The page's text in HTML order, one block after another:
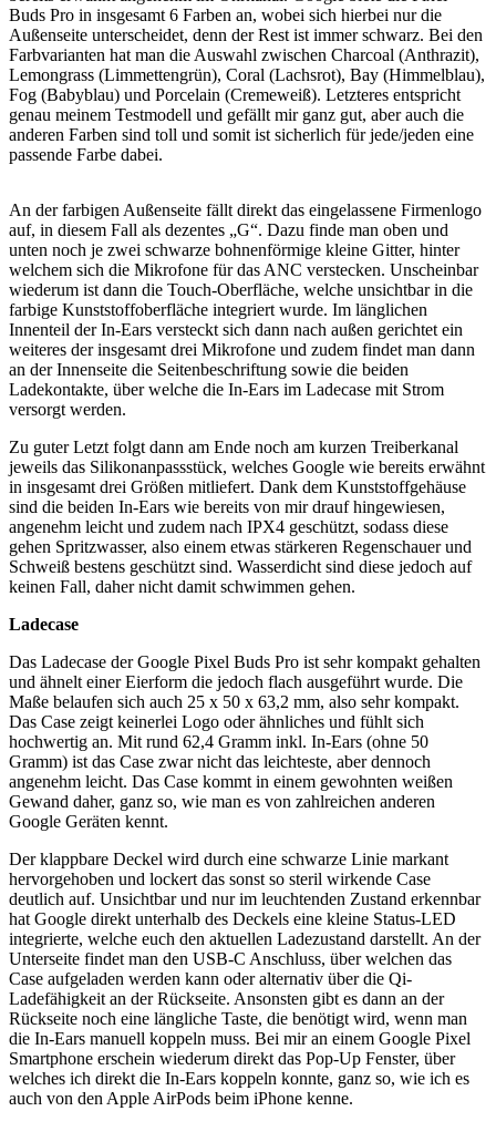
Buds Pro in insgesamt 6 Farben an, wobei sich hierbei nur die
Außenseite unterscheidet, denn der Rest ist immer schwarz. Bei den
Farbvarianten hat man die Auswahl zwischen Charcoal (Anthrazit),
Lemongrass (Limmettengrün), Coral (Lachsrot), Bay (Himmelblau),
Fog (Babyblau) und Porcelain (Cremeweiß). Letzteres entspricht
genau meinem Testmodell und gefällt mir ganz gut, aber auch die
anderen Farben sind toll und somit ist sicherlich für jede/jeden eine
passende Farbe dabei.
An der farbigen Außenseite fällt direkt das eingelassene Firmenlogo
auf, in diesem Fall als dezentes „G“. Dazu finde man oben und
unten noch je zwei schwarze bohnenförmige kleine Gitter, hinter
welchem sich die Mikrofone für das ANC verstecken. Unscheinbar
wiederum ist dann die Touch-Oberfläche, welche unsichtbar in die
farbige Kunststoffoberfläche integriert wurde. Im länglichen
Innenteil der In-Ears versteckt sich dann nach außen gerichtet ein
weiteres der insgesamt drei Mikrofone und zudem findet man dann
an der Innenseite die Seitenbeschriftung sowie die beiden
Ladekontakte, über welche die In-Ears im Ladecase mit Strom
versorgt werden.
Zu guter Letzt folgt dann am Ende noch am kurzen Treiberkanal
jeweils das Silikonanpassstück, welches Google wie bereits erwähnt
in insgesamt drei Größen mitliefert. Dank dem Kunststoffgehäuse
sind die beiden In-Ears wie bereits von mir drauf hingewiesen,
angenehm leicht und zudem nach IPX4 geschützt, sodass diese
gehen Spritzwasser, also einem etwas stärkeren Regenschauer und
Schweiß bestens geschützt sind. Wasserdicht sind diese jedoch auf
keinen Fall, daher nicht damit schwimmen gehen.
Ladecase
Das Ladecase der Google Pixel Buds Pro ist sehr kompakt gehalten
und ähnelt einer Eierform die jedoch flach ausgeführt wurde. Die
Maße belaufen sich auch 25 x 50 x 63,2 mm, also sehr kompakt.
Das Case zeigt keinerlei Logo oder ähnliches und fühlt sich
hochwertig an. Mit rund 62,4 Gramm inkl. In-Ears (ohne 50
Gramm) ist das Case zwar nicht das leichteste, aber dennoch
angenehm leicht. Das Case kommt in einem gewohnten weißen
Gewand daher, ganz so, wie man es von zahlreichen anderen
Google Geräten kennt.
Der klappbare Deckel wird durch eine schwarze Linie markant
hervorgehoben und lockert das sonst so steril wirkende Case
deutlich auf. Unsichtbar und nur im leuchtenden Zustand erkennbar
hat Google direkt unterhalb des Deckels eine kleine Status-LED
integrierte, welche euch den aktuellen Ladezustand darstellt. An der
Unterseite findet man den USB-C Anschluss, über welchen das
Case aufgeladen werden kann oder alternativ über die Qi-
Ladefähigkeit an der Rückseite. Ansonsten gibt es dann an der
Rückseite noch eine längliche Taste, die benötigt wird, wenn man
die In-Ears manuell koppeln muss. Bei mir an einem Google Pixel
Smartphone erschein wiederum direkt das Pop-Up Fenster, über
welches ich direkt die In-Ears koppeln konnte, ganz so, wie ich es
auch von den Apple AirPods beim iPhone kenne.